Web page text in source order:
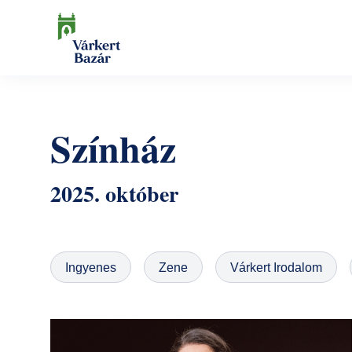
Színház
2025. október
Ingyenes Zene Várkert Irodalom